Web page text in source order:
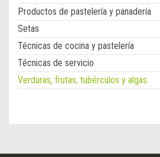
Productos de pastelería y panadería
Setas
Técnicas de cocina y pastelería
Técnicas de servicio
Verduras, frutas, tubérculos y algas